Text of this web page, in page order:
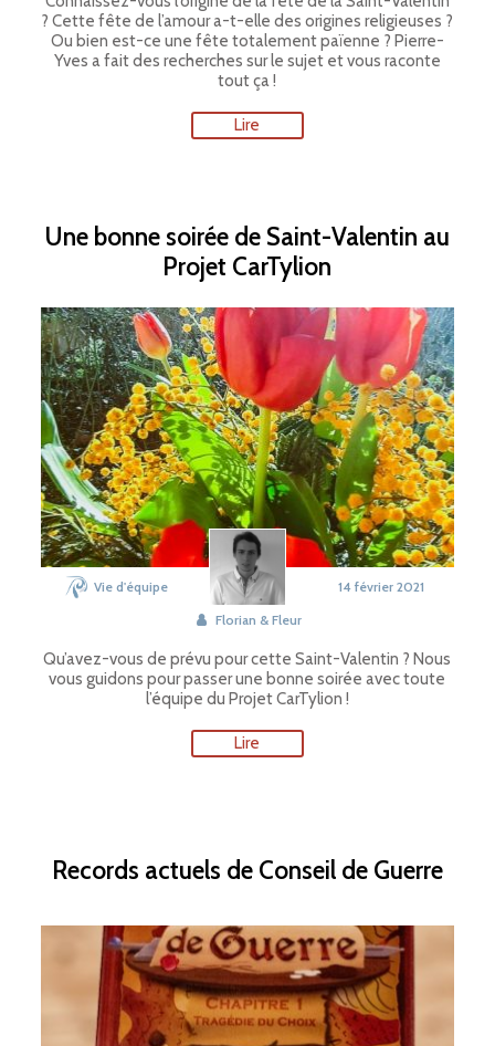
? Cette fête de l’amour a-t-elle des origines religieuses ?
Ou bien est-ce une fête totalement païenne ? Pierre-
Yves a fait des recherches sur le sujet et vous raconte
tout ça !
Lire
Une bonne soirée de Saint-Valentin au
Projet CarTylion
Vie d'équipe
Florian & Fleur
14 février 2021
Qu’avez-vous de prévu pour cette Saint-Valentin ? Nous
vous guidons pour passer une bonne soirée avec toute
l’équipe du Projet CarTylion !
Lire
Records actuels de Conseil de Guerre